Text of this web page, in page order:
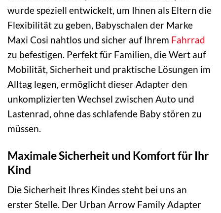
wurde speziell entwickelt, um Ihnen als Eltern die
Flexibilität zu geben, Babyschalen der Marke
Maxi Cosi nahtlos und sicher auf Ihrem Fahrrad
zu befestigen. Perfekt für Familien, die Wert auf
Mobilität, Sicherheit und praktische Lösungen im
Alltag legen, ermöglicht dieser Adapter den
unkomplizierten Wechsel zwischen Auto und
Lastenrad, ohne das schlafende Baby stören zu
müssen.
Maximale Sicherheit und Komfort für Ihr
Kind
Die Sicherheit Ihres Kindes steht bei uns an
erster Stelle. Der Urban Arrow Family Adapter